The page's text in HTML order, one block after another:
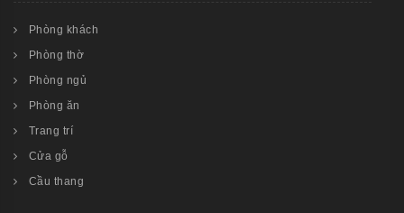
Phòng khách
Phòng thờ
Phòng ngủ
Phòng ăn
Trang trí
Cửa gỗ
Cầu thang